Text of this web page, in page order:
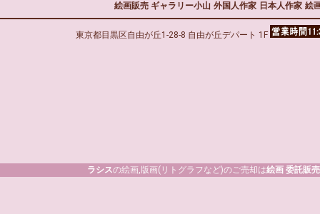
絵画販売 ギャラリー小山 外国人作家 日本人作家 絵
東京都目黒区自由が丘1-28-8 自由が丘デパート 1F
ラシスの絵画,版画(リトグラフなど)のご売却は絵画 委託販売